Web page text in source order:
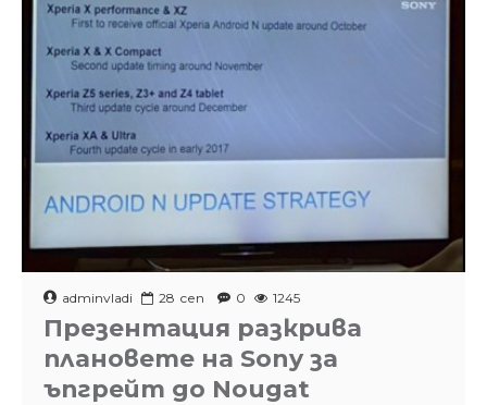
adminvladi 28 сеп 0 1245
Презентация разкрива
плановете на Sony за
ъпгрейт до Nougat